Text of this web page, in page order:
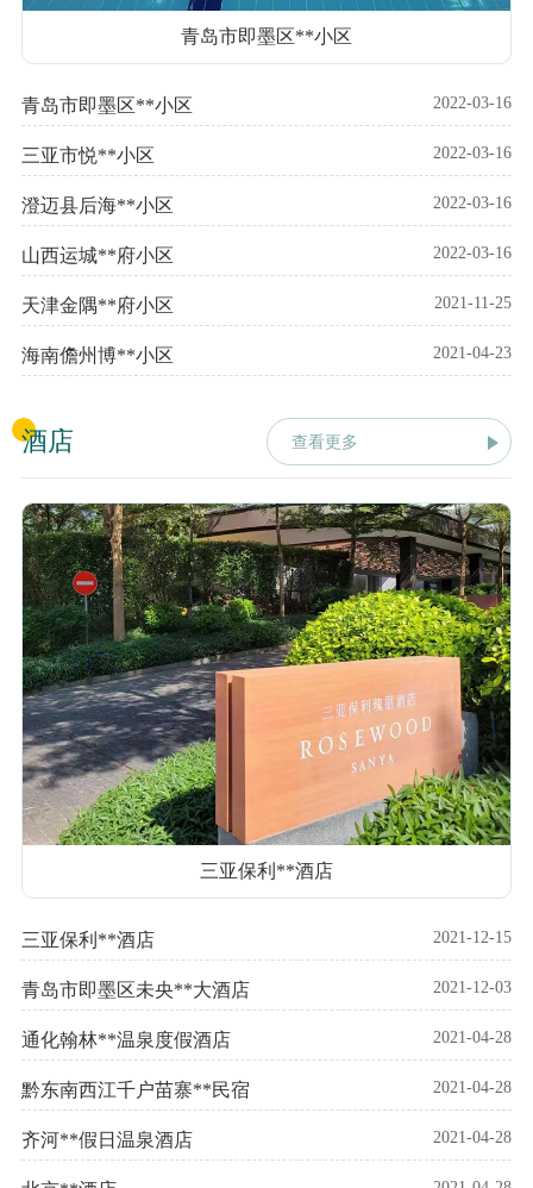
青岛市即墨区**小区
青岛市即墨区**小区 2022-03-16
三亚市悦**小区 2022-03-16
澄迈县后海**小区 2022-03-16
山西运城**府小区 2022-03-16
天津金隅**府小区 2021-11-25
海南儋州博**小区 2021-04-23
酒店 查看更多
三亚保利**酒店
三亚保利**酒店 2021-12-15
青岛市即墨区未央**大酒店 2021-12-03
通化翰林**温泉度假酒店 2021-04-28
黔东南西江千户苗寨**民宿 2021-04-28
齐河**假日温泉酒店 2021-04-28